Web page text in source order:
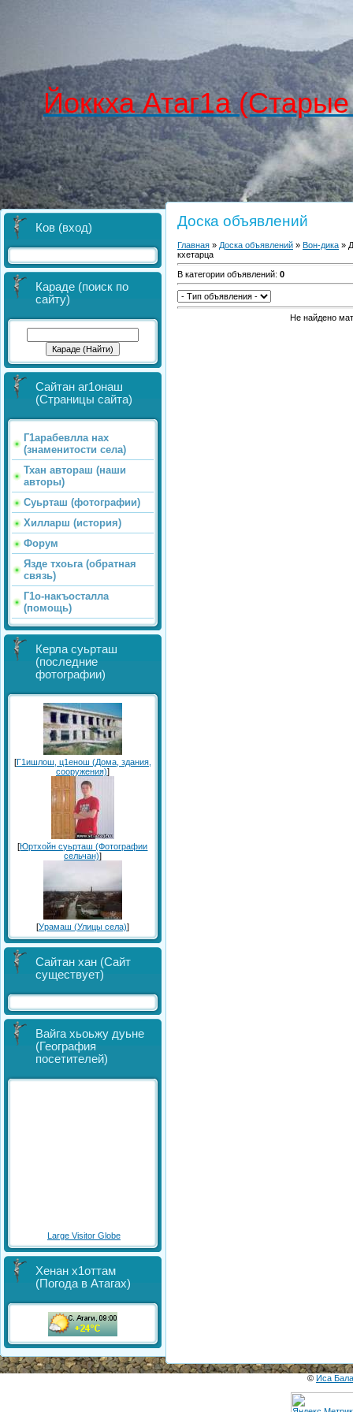
Йоккха Атаг1а
Ков (вход)
Караде (поиск по
сайту)
Сайтан аг1онаш
(Страницы сайта)
Г1арабевлла нах
(знаменитости села)
Тхан автораш (наши
авторы)
Суьрташ (фотографии)
Хилларш (история)
Форум
Язде тхоьга (обратная
связь)
Г1о-накъосталла
(помощь)
Керла суьрташ
(последние
фотографии)
[Г1ишлош, ц1енош (Дома, здания,
сооружения)]
[Юртхойн суьрташ (Фотографии
сельчан)]
[Урамаш (Улицы села)]
Сайтан хан (Сайт
существует)
Вайга хьоьжу дуьне
(География
посетителей)
Large Visitor Globe
Хенан х1оттам
(Погода в Атагах)
Доска объявлений
Главная » Доска объявлений » Вон-дика »
кхетарца
В категории объявлений: 0
Не найдено
© Иса